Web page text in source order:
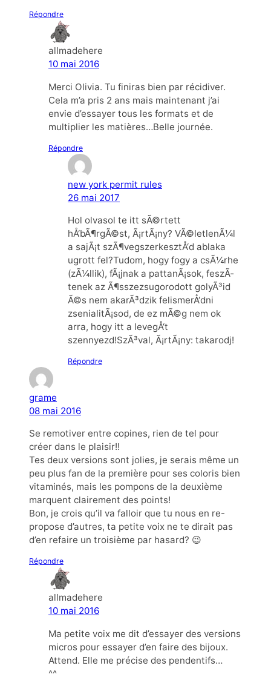
Répondre
allmadehere
10 mai 2016
Merci Olivia. Tu finiras bien par récidiver.
Cela m’a pris 2 ans mais maintenant j’ai
envie d’essayer tous les formats et de
multiplier les matières…Belle journée.
Répondre
new york permit rules
26 mai 2017
Hol olvasol te itt sÃ©rtett
hÅ‘bÃ¶rgÃ©st, Ã¡rtÃ¡ny? VÃ©letlenÃ¼l
a sajÃ¡t szÃ¶vegszerkesztÅ‘d ablaka
ugrott fel?Tudom, hogy fogy a csÃ¼rhe
(zÃ¼llik), fÃ¡jnak a pattanÃ¡sok, feszÃ­
tenek az Ã¶sszezsugorodott golyÃ³id
Ã©s nem akarÃ³dzik felismerÅ‘dni
zsenialitÃ¡sod, de ez mÃ©g nem ok
arra, hogy itt a levegÅ‘t
szennyezd!SzÃ³val, Ã¡rtÃ¡ny: takarodj!
Répondre
grame
08 mai 2016
Se remotiver entre copines, rien de tel pour
créer dans le plaisir!!
Tes deux versions sont jolies, je serais même un
peu plus fan de la première pour ses coloris bien
vitaminés, mais les pompons de la deuxième
marquent clairement des points!
Bon, je crois qu’il va falloir que tu nous en re-
propose d’autres, ta petite voix ne te dirait pas
d’en refaire un troisième par hasard? 😉
Répondre
allmadehere
10 mai 2016
Ma petite voix me dit d’essayer des versions
micros pour essayer d’en faire des bijoux.
Attend. Elle me précise des pendentifs…
^^